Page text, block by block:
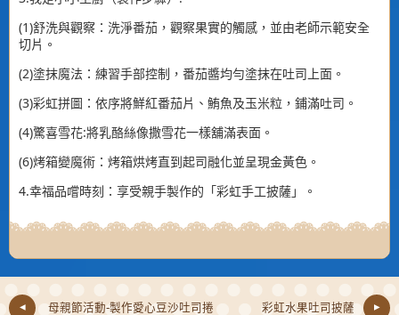
(1)舒洗與觀察：洗淨番茄，觀察果實的觸感，並由老師示範安全
切片。
(2)塗抹魔法：練習手部控制，番茄醬均勻塗抹在吐司上面。
(3)彩虹拼圖：依序將鮮紅番茄片、鮪魚及玉米粒，鋪滿吐司。
(4)驚喜雪花:將乳酪絲像撒雪花一樣舖滿表面。
(6)烤箱變魔術：烤箱烘烤直到起司融化並呈現金黃色。
4.幸福品嚐時刻：享受親手製作的「彩虹手工披薩」。
母親節活動-製作愛心豆沙吐司捲 彩虹水果吐司披薩